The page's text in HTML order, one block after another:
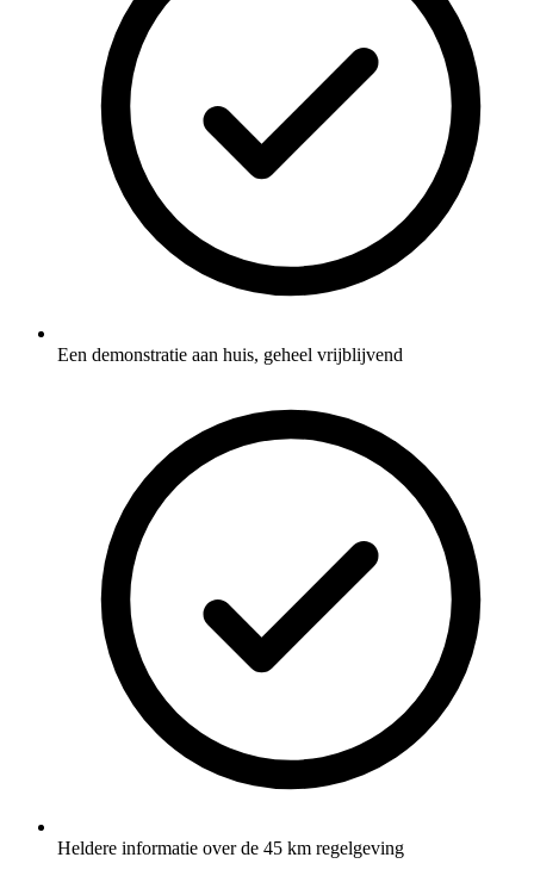
Een demonstratie aan huis, geheel vrijblijvend
Heldere informatie over de 45 km regelgeving